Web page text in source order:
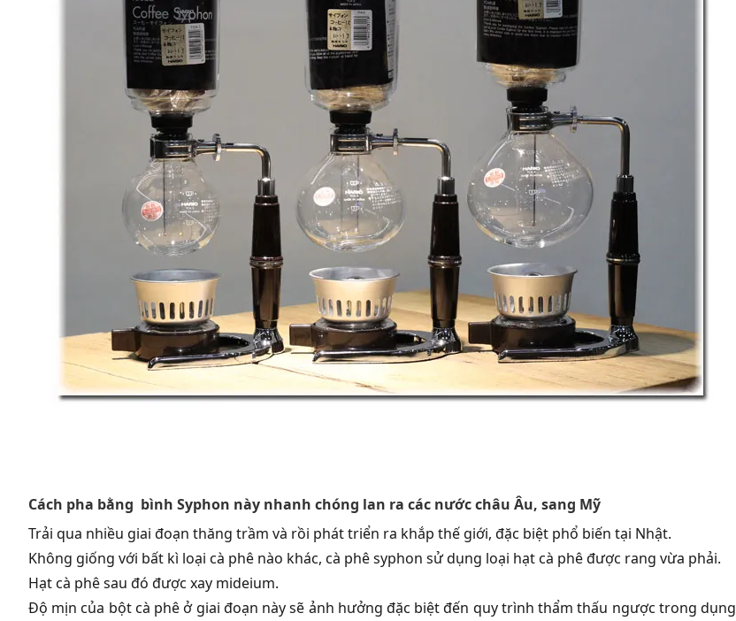
Cách pha bằng bình Syphon này nhanh chóng lan ra các nước châu Âu, sang Mỹ
Trải qua nhiều giai đoạn thăng trầm và rồi phát triển ra khắp thế giới, đặc biệt phổ biến tại Nhật.
Không giống với bất kì loại cà phê nào khác, cà phê syphon sử dụng loại hạt cà phê được rang vừa phải.
Hạt cà phê sau đó được xay mideium.
Độ mịn của bột cà phê ở giai đoạn này sẽ ảnh hưởng đặc biệt đến quy trình thẩm thấu ngược trong dụng